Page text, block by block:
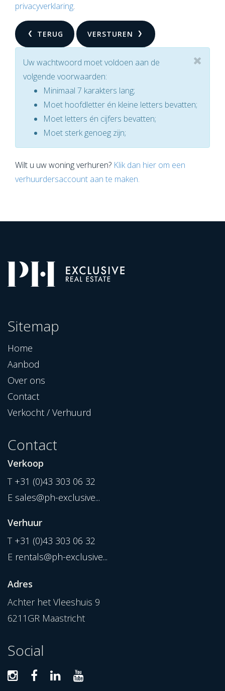
privacyverklaring.
TERUG VERSTUREN
Uw wachtwoord moet voldoen aan de
volgende voorwaarden:
Minimaal 7 karakters lang;
Moet hoofdletter én kleine letters bevatten;
Moet letters én cijfers bevatten;
Moet sterk genoeg zijn;
Wilt u uw woning verhuren? Klik dan hier om een
verhuurdersaccount aan te maken.
Sitemap
Home
Aanbod
Over ons
Contact
Verkocht / Verhuurd
Contact
Verkoop
T +31 (0)43 303 06 32
E sales@ph-exclusive...
Verhuur
T +31 (0)43 303 06 32
E rentals@ph-exclusive...
Adres
Achter het Vleeshuis 9
6211GR Maastricht
Social